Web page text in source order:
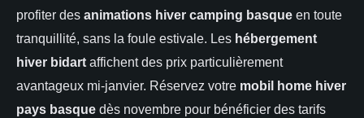
profiter des animations hiver camping basque en toute
tranquillité, sans la foule estivale. Les hébergement
hiver bidart affichent des prix particulièrement
avantageux mi-janvier. Réservez votre mobil home hiver
pays basque dès novembre pour bénéficier des tarifs